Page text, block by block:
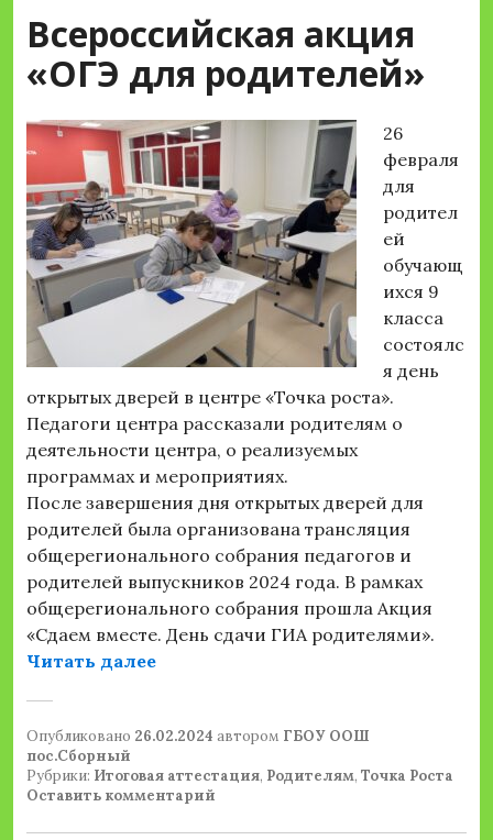
Всероссийская акция
«ОГЭ для родителей»
26
февраля
для
родител
ей
обучающ
ихся 9
класса
состоялс
я день
открытых дверей в центре «Точка роста».
Педагоги центра рассказали родителям о
деятельности центра, о реализуемых
программах и мероприятиях.
После завершения дня открытых дверей для
родителей была организована трансляция
общерегионального собрания педагогов и
родителей выпускников 2024 года. В рамках
общерегионального собрания прошла Акция
«Сдаем вместе. День сдачи ГИА родителями».
Читать далее«Всероссийская акция «ОГЭ для
Опубликовано 26.02.2024 автором ГБОУ ООШ
пос.Сборный
Рубрики: Итоговая аттестация, Родителям, Точка Роста
Оставить комментарий